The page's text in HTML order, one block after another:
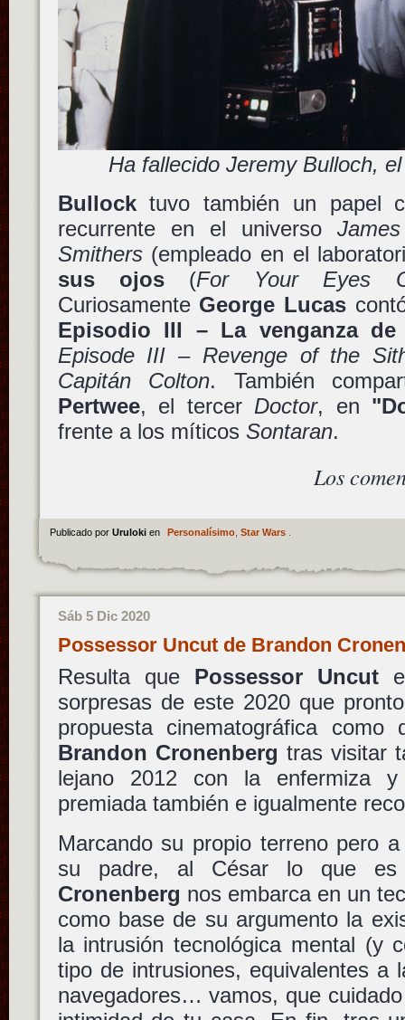
Ha fallecido Jeremy Bulloch,
Bullocktuvo también un papel
recurrente en el universo
Smithers(empleado en el
sus ojos(For Your Eyes
Curiosamente George Lucas
Episodio III – La venganza
Episode III – Revenge of the
Capitán Colton. También
Pertwee, el tercer Doctor, en
frente a los míticos Sontaran.
Los
Publicado por Uruloki en Personalísimo, Star Wars.
Sáb 5 Dic 2020
Possessor Uncut de Brandon
Resulta que Possessor Uncut
sorpresas de este 2020 que
propuesta cinematográfica
Brandon Cronenberg tras visitar
lejano 2012 con la enfermiza
premiada también e igualmente
Marcando su propio terreno pero
su padre, al César lo que
Cronenberg nos embarca en un
como base de su argumento la
la intrusión tecnológica mental (y
tipo de intrusiones, equivalentes a
navegadores… vamos, que